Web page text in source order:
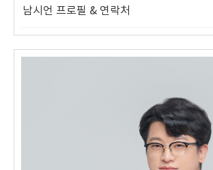
남시언 프로필 & 연락처